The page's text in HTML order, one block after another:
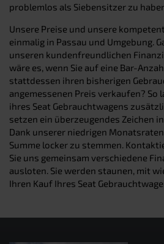
problemlos als Siebensitzer zu
Unsere Preise und unsere
einmalig in Passau und Umgebung.
unseren kundenfreundlichen
wäre es, wenn Sie auf eine Bar-
stattdessen ihren bisherigen
angemessenen Preis verkaufen? So
ihres Seat Gebrauchtwagens
setzen ein überzeugendes Zeichen
Dank unserer niedrigen
Summe locker zu stemmen.
Sie uns gemeinsam verschiedene
ausloten. Sie werden staunen, mit
Ihren Kauf Ihres Seat